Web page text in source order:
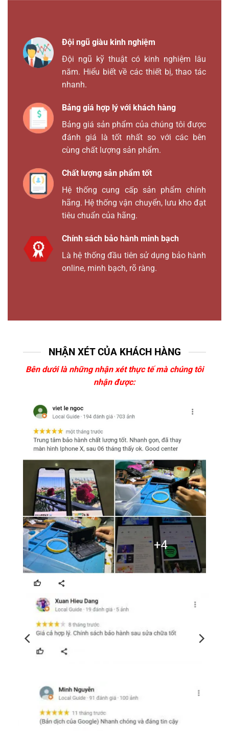
Đội ngũ giàu kinh nghiệm
Đội ngũ kỹ thuật có kinh nghiệm lâu
năm. Hiểu biết về các thiết bị, thao tác
nhanh.
Bảng giá hợp lý với khách hàng
Bảng giá sản phẩm của chúng tôi được
đánh giá là tốt nhất so với các bên
cùng chất lượng sản phẩm.
Chất lượng sản phẩm tốt
Hệ thống cung cấp sản phẩm chính
hãng. Hệ thống vận chuyển, lưu kho đạt
tiêu chuẩn của hãng.
Chính sách bảo hành minh bạch
Là hệ thống đầu tiên sử dụng bảo hành
online, minh bạch, rõ ràng.
NHẬN XÉT CỦA KHÁCH HÀNG
Bên dưới là những nhận xét thực tế mà chúng tôi
nhận được: